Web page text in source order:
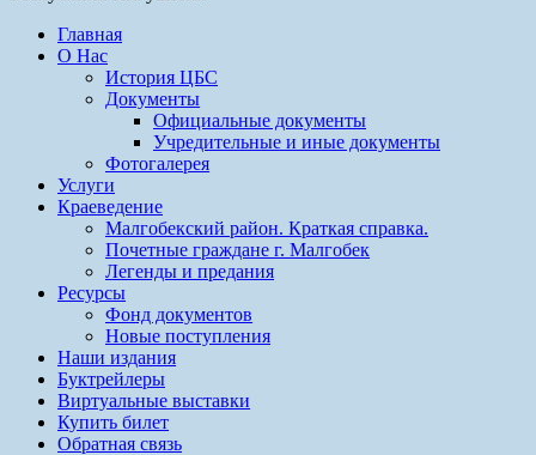
Главная
О Нас
История ЦБС
Документы
Официальные документы
Учредительные и иные документы
Фотогалерея
Услуги
Краеведение
Малгобекский район. Краткая справка.
Почетные граждане г. Малгобек
Легенды и предания
Ресурсы
Фонд документов
Новые поступления
Наши издания
Буктрейлеры
Виртуальные выставки
Купить билет
Обратная связь